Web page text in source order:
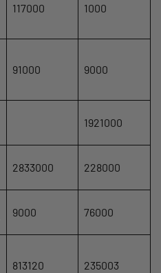
117000 1000
91000 9000
1921000
2833000 228000
9000 76000
813120 235003